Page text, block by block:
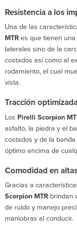
Resistencia a los
Una de las
MTR es que tienen
laterales sino de la
costados así como al
rodamiento, el cual
vista.
Tracción
Los Pirelli Scorpion
asfalto, la piedra y el
costados y de la
óptimo encima de
Comodidad en
Gracias a
Scorpion MTR brindan
de ruido y manejo
maniobras al conducir.